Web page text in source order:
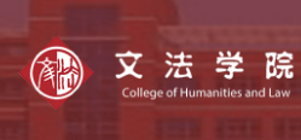
全国哲学社会科学工作办公室